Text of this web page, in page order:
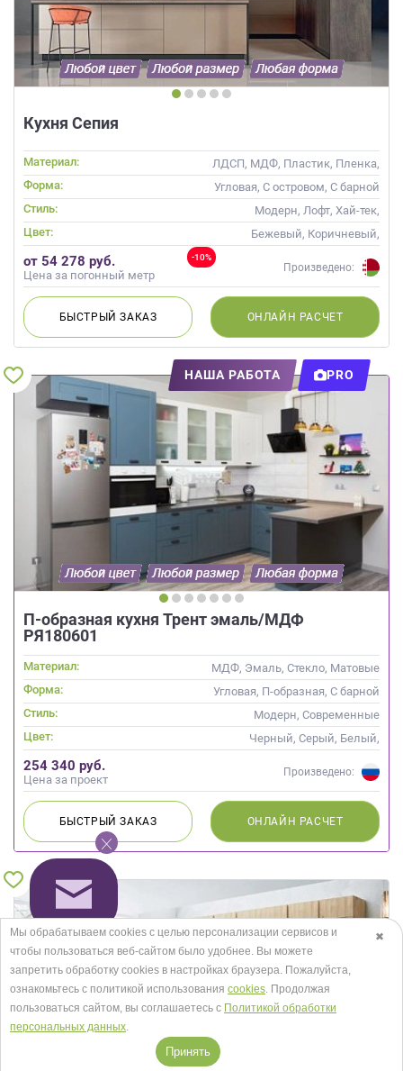
Кухня Сепия
Материал:
ЛДСП, МДФ, Пластик, Пленка,
Alvic / УФ лак, Стекло
Форма:
Угловая, С островом, С барной
стойкой
Стиль:
Модерн, Лофт, Хай-тек,
Современные
Цвет:
Бежевый, Коричневый,
Капучино
-10%
от 54 278 руб.
Цена за погонный метр
Произведено:
БЫСТРЫЙЗАКАЗ ОНЛАЙН РАСЧЕТ
НАША РАБОТА PRO
П-образная кухня Трент эмаль/МДФ
РЯ180601
Материал:
МДФ, Эмаль, Стекло, Матовые
Форма:
Угловая, П-образная, С барной
стойкой
Стиль:
Модерн, Современные
Цвет:
Черный, Серый, Белый,
Голубой, Слоновая кость
254 340 руб.
Цена за проект
Произведено:
БЫСТРЫЙЗАКАЗ ОНЛАЙН РАСЧЕТ
✖
Мы обрабатываем cookies с целью персонализации сервисов и
чтобы пользоваться веб-сайтом было удобнее. Вы можете
запретить обработку сookies в настройках браузера. Пожалуйста,
ознакомьтесь с политикой использования cookies. Продолжая
пользоваться сайтом, вы соглашаетесь с Политикой обработки
персональных данных.
Принять